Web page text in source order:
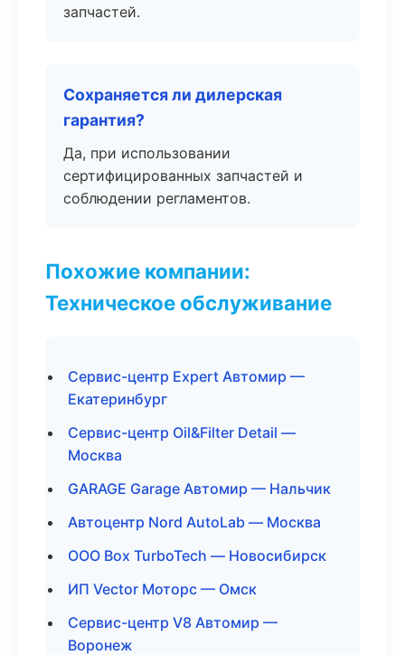
запчастей.
Сохраняется ли дилерская
гарантия?
Да, при использовании
сертифицированных запчастей и
соблюдении регламентов.
Похожие компании:
Техническое обслуживание
Сервис-центр Expert Автомир —
Екатеринбург
Сервис-центр Oil&Filter Detail —
Москва
GARAGE Garage Автомир — Нальчик
Автоцентр Nord AutoLab — Москва
ООО Box TurboTech — Новосибирск
ИП Vector Моторс — Омск
Сервис-центр V8 Автомир —
Воронеж